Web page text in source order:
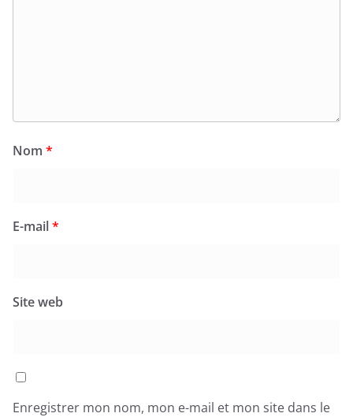
Nom *
E-mail*
Site web
Enregistrer mon nom, mon e-mail et mon site dans le